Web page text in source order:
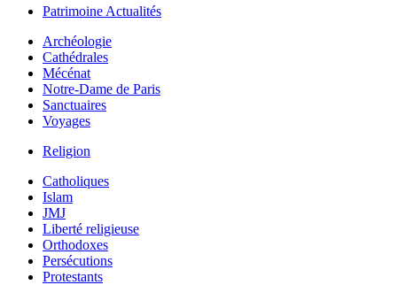
Patrimoine Actualités
Archéologie
Cathédrales
Mécénat
Notre-Dame de Paris
Sanctuaires
Voyages
Religion
Catholiques
Islam
JMJ
Liberté religieuse
Orthodoxes
Persécutions
Protestants